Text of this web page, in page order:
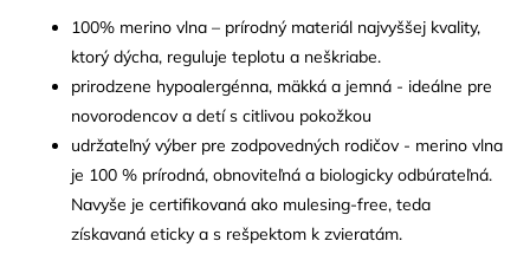
100% merino vlna – prírodný materiál najvyššej kvality,
ktorý dýcha, reguluje teplotu a neškriabe.
prirodzene hypoalergénna, mäkká a jemná - ideálne pre
novorodencov a detí s citlivou pokožkou
udržateľný výber pre zodpovedných rodičov - merino vlna
je 100 % prírodná, obnoviteľná a biologicky odbúrateľná.
Navyše je certifikovaná ako mulesing-free, teda
získavaná eticky a s rešpektom k zvieratám.